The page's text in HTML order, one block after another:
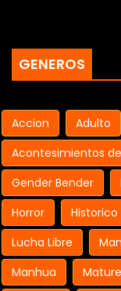
GENEROS
Accion Adulto
Acontesimientos
Gender Bender
Horror
Historico
Lucha Libre
Manhua
Mature